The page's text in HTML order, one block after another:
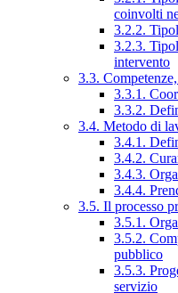
coinvolti
3.2.2.
3.2.3.
intervento
3.3.
3.3.1.
3.3.2.
3.4. Metodo di
3.4.1.
3.4.2.
3.4.3.
3.4.4.
3.5. Il processo
3.5.1.
3.5.2.
pubblico
3.5.3.
servizio